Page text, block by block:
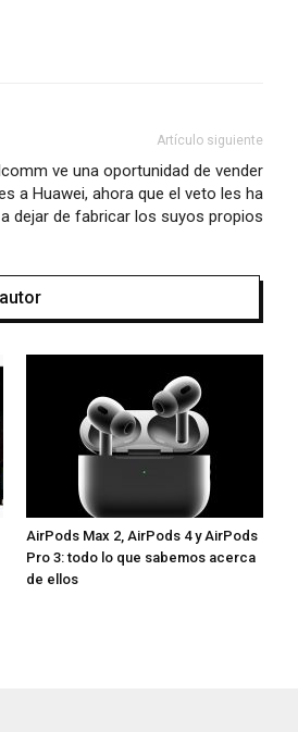
Artículo siguiente
ve una oportunidad de vender
a Huawei, ahora que el veto les ha
dejar de fabricar los suyos propios
AirPods Max 2, AirPods 4 y AirPods
Pro 3: todo lo que sabemos acerca
de ellos